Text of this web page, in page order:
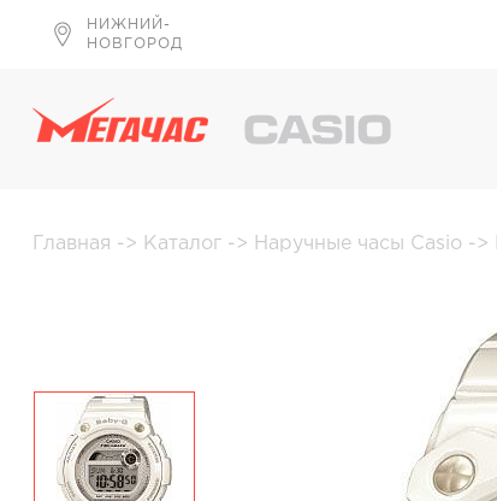
НИЖНИЙ-
НОВГОРОД
Главная -> Каталог -> Наручные часы Casio ->